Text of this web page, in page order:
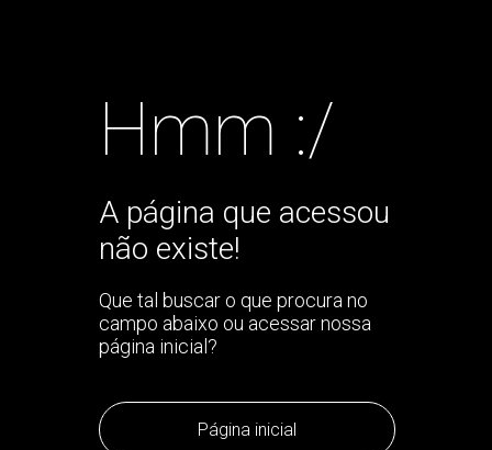
Hmm :/
A página que acessou
não existe!
Que tal buscar o que procura no
campo abaixo ou acessar nossa
página inicial?
Página inicial